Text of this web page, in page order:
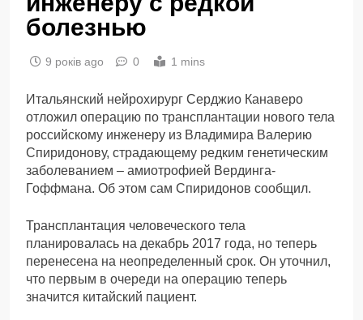
болезнью
9 років ago 0 1 mins
Итальянский нейрохирург Серджио Канаверо
отложил операцию по трансплантации нового тела
российскому инженеру из Владимира Валерию
Спиридонову, страдающему редким генетическим
заболеванием – амиотрофией Вердинга-
Гоффмана. Об этом сам Спиридонов сообщил.
Трансплантация человеческого тела
планировалась на декабрь 2017 года, но теперь
перенесена на неопределенный срок. Он уточнил,
что первым в очереди на операцию теперь
значится китайский пациент.